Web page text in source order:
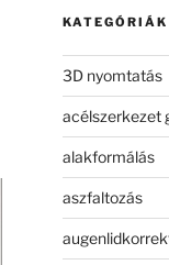
KATEGÓRIÁK
3D nyomtatás
acélszerkezet
alakformálás
aszfaltozás